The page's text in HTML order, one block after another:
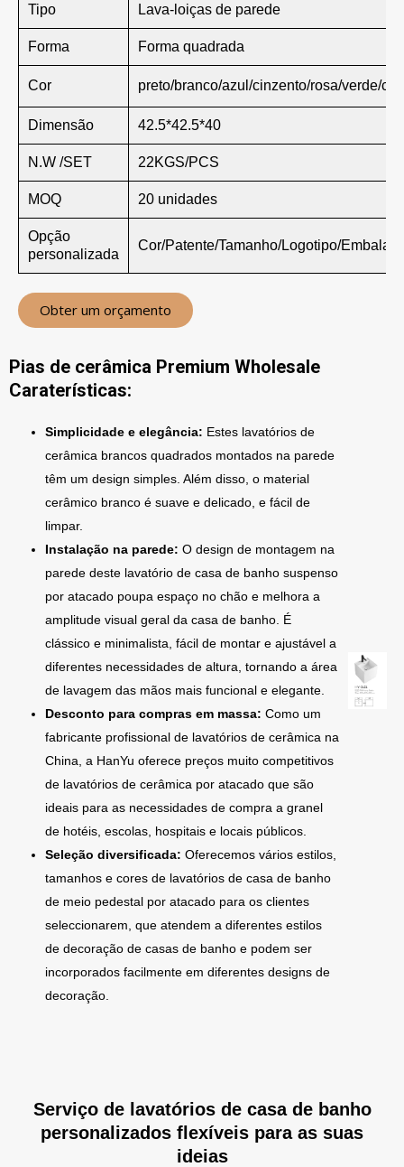
Tipo Lava-loiças de parede
Forma Forma quadrada
Cor preto/branco/azul/cinzento/rosa/verde/
Dimensão 42.5*42.5*40
N.W /SET 22KGS/PCS
MOQ 20 unidades
Opção
personalizada
Cor/Patente/Tamanho/Logotipo/
Obter um orçamento
Pias de cerâmica Premium Wholesale
Caraterísticas:
Simplicidade e elegância: Estes lavatórios de
cerâmica brancos quadrados montados na parede
têm um design simples. Além disso, o material
cerâmico branco é suave e delicado, e fácil de
limpar.
Instalação na parede: O design de montagem na
parede deste lavatório de casa de banho suspenso
por atacado poupa espaço no chão e melhora a
amplitude visual geral da casa de banho. É
clássico e minimalista, fácil de montar e ajustável a
diferentes necessidades de altura, tornando a área
de lavagem das mãos mais funcional e elegante.
Desconto para compras em massa: Como um
fabricante profissional de lavatórios de cerâmica na
China, a HanYu oferece preços muito competitivos
de lavatórios de cerâmica por atacado que são
ideais para as necessidades de compra a granel
de hotéis, escolas, hospitais e locais públicos.
Seleção diversificada: Oferecemos vários estilos,
tamanhos e cores de lavatórios de casa de banho
de meio pedestal por atacado para os clientes
seleccionarem, que atendem a diferentes estilos
de decoração de casas de banho e podem ser
incorporados facilmente em diferentes designs de
decoração.
Serviço de lavatórios de casa de banho
personalizados flexíveis para as suas
ideias